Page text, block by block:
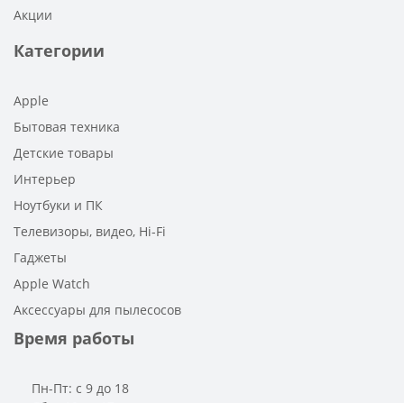
Акции
Категории
Apple
Бытовая техника
Детские товары
Интерьер
Ноутбуки и ПК
Телевизоры, видео, Hi-Fi
Гаджеты
Apple Watch
Аксессуары для пылесосов
Время работы
Пн-Пт: с 9 до 18